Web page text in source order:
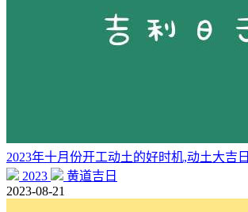
2023年十月份开工动土的好时机,动土大吉日
2023
黄道吉日
2023-08-21